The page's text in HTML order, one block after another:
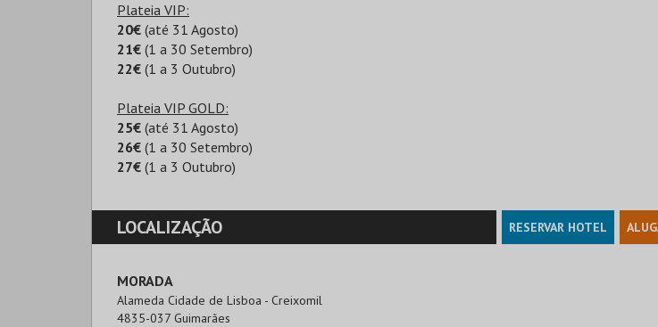
Plateia VIP:
20€ (até 31 Agosto)
21€ (1 a 30 Setembro)
22€ (1 a 3 Outubro)
Plateia VIP GOLD:
25€ (até 31 Agosto)
26€ (1 a 30 Setembro)
27€ (1 a 3 Outubro)
LOCALIZAÇÃO RESERVAR HOTEL
MORADA
Alameda Cidade de Lisboa - Creixomil
4835-037 Guimarães